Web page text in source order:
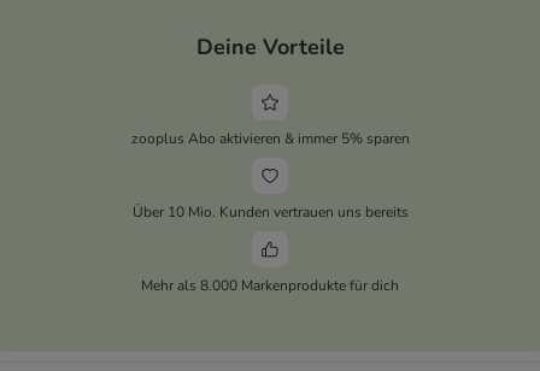
Deine Vorteile
zooplus Abo aktivieren & immer 5% sparen
Über 10 Mio. Kunden vertrauen uns bereits
Mehr als 8.000 Markenprodukte für dich